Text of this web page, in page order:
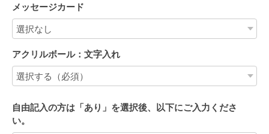
メッセージカード
アクリルボール：文字入れ
自由記入の方は「あり」を選択後、以下にご入力くださ
い。